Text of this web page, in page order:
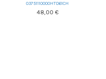
03751110000HTD61CH
48,00 €